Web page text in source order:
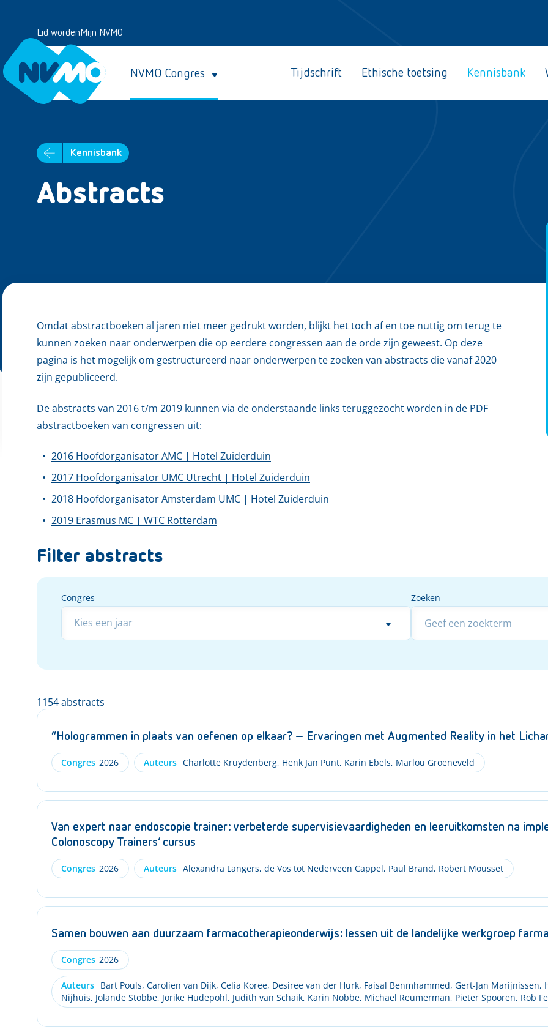
Lid wordenMijn NVMO
NVMO Congres Tijdschrift Ethische toetsing Kennisbank
Kennisbank
Abstracts
Omdat abstractboeken al jaren niet meer gedrukt worden, blijkt het toch af en toe nuttig om terug te
kunnen zoeken naar onderwerpen die op eerdere congressen aan de orde zijn geweest. Op deze
pagina is het mogelijk om gestructureerd naar onderwerpen te zoeken van abstracts die vanaf 2020
zijn gepubliceerd.
De abstracts van 2016 t/m 2019 kunnen via de onderstaande links teruggezocht worden in de PDF
abstractboeken van congressen uit:
2016 Hoofdorganisator AMC | Hotel Zuiderduin
2017 Hoofdorganisator UMC Utrecht | Hotel Zuiderduin
2018 Hoofdorganisator Amsterdam UMC | Hotel Zuiderduin
2019 Erasmus MC | WTC Rotterdam
Filter abstracts
Congres
Congres
Zoeken
Zoeken
1154 abstracts
“Hologrammen in plaats van oefenen op elkaar? – Ervaringen met Augmented Reality in het
Congres 2026 Auteurs Charlotte Kruydenberg, Henk Jan Punt, Karin Ebels, Marlou Groeneveld
Van expert naar endoscopie trainer: verbeterde supervisievaardigheden en leeruitkomsten na
Colonoscopy Trainers’ cursus
Congres 2026 Auteurs Alexandra Langers, de Vos tot Nederveen Cappel, Paul Brand, Robert Mousset
Samen bouwen aan duurzaam farmacotherapieonderwijs: lessen uit de landelijke werkgroep
Congres 2026
Auteurs Bart Pouls, Carolien van Dijk, Celia Koree, Desiree van der Hurk, Faisal Benmhammed, Gert-Jan Marijnissen,
Nijhuis, Jolande Stobbe, Jorike Hudepohl, Judith van Schaik, Karin Nobbe, Michael Reumerman, Pieter Spooren, Rob